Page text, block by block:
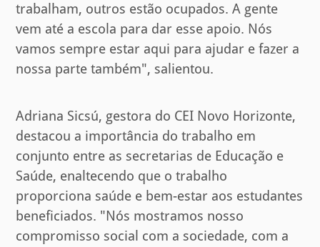
trabalham, outros estão ocupados. A gente
vem até a escola para dar esse apoio. Nós
vamos sempre estar aqui para ajudar e fazer a
nossa parte também", salientou.
Adriana Sicsú, gestora do CEI Novo Horizonte,
destacou a importância do trabalho em
conjunto entre as secretarias de Educação e
Saúde, enaltecendo que o trabalho
proporciona saúde e bem-estar aos estudantes
beneficiados. "Nós mostramos nosso
compromisso social com a sociedade, com a